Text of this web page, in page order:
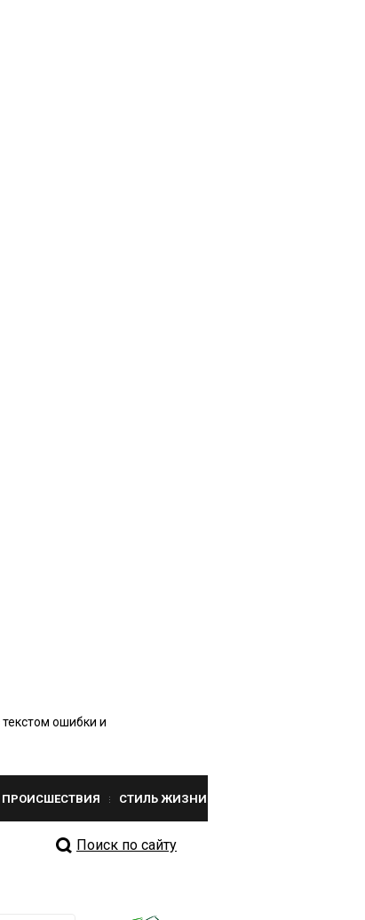
ошибки и
ПРОИСШЕСТВИЯ СТИЛЬ ЖИЗНИ
Поиск по сайту